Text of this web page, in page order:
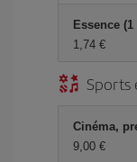
Essence
1,74 €
Sports
Cinéma,
9,00 €